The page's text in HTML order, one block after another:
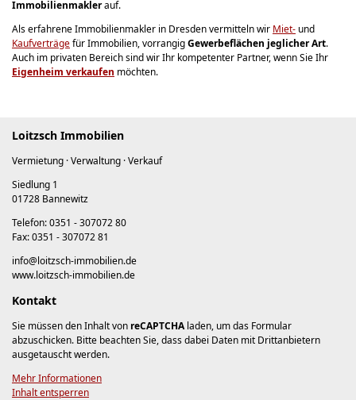
Immobilienmaklerauf.
Als erfahrene Immobilienmakler in Dresden vermitteln wir Miet- und
Kaufverträgefür Immobilien, vorrangigGewerbeflächen jeglicher Art.
Auch im privaten Bereich sind wir Ihr kompetenter Partner, wenn Sie Ihr
Eigenheim verkaufen möchten.
Loitzsch Immobilien
Vermietung · Verwaltung · Verkauf
Siedlung 1
01728 Bannewitz
Telefon: 0351 - 307072 80
Fax: 0351 - 307072 81
info@loitzsch-immobilien.de
www.loitzsch-immobilien.de
Kontakt
Sie müssen den Inhalt von reCAPTCHAladen, um das Formular
abzuschicken. Bitte beachten Sie, dass dabei Daten mit Drittanbietern
ausgetauscht werden.
Mehr Informationen
Inhalt entsperren